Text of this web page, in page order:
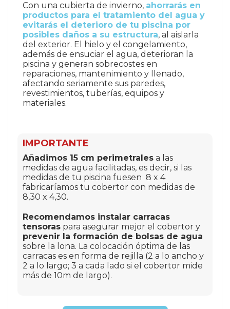
Con una cubierta de invierno, ahorrarás en
productos para el tratamiento del agua y
evitarás el deterioro de tu piscina por
posibles daños a su estructura, al aislarla
del exterior. El hielo y el congelamiento,
además de ensuciar el agua, deterioran la
piscina y generan sobrecostes en
reparaciones, mantenimiento y llenado,
afectando seriamente sus paredes,
revestimientos, tuberías, equipos y
materiales.
IMPORTANTE
Añadimos 15 cm perimetrales a las
medidas de agua facilitadas, es decir, si las
medidas de tu piscina fuesen 8 x 4
fabricaríamos tu cobertor con medidas de
8,30 x 4,30.
Recomendamos instalar carracas
tensoras para asegurar mejor el cobertor y
prevenir la formación de bolsas de agua
sobre la lona. La colocación óptima de las
carracas es en forma de rejilla (2 a lo ancho y
2 a lo largo; 3 a cada lado si el cobertor mide
más de 10m de largo).